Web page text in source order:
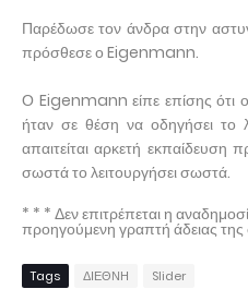
Παρέδωσε τον άνδρα στην
πρόσθεσε ο Eigenmann.
Ο Eigenmann είπε επίσης ότι
ήταν σε θέση να οδηγήσει το
απαιτείται αρκετή εκπαίδευση
σωστά το λειτουργήσει σωστά.
* * * Δεν επιτρέπεται η
προηγούμενη γραπτή άδειας της
Tags ΔΙΕΘΝΗ Slider